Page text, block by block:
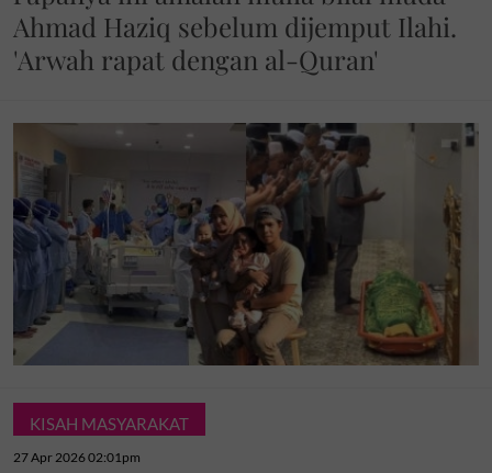
Ahmad Haziq sebelum dijemput Ilahi.
'Arwah rapat dengan al-Quran'
KISAH MASYARAKAT
27 Apr 2026 02:01pm